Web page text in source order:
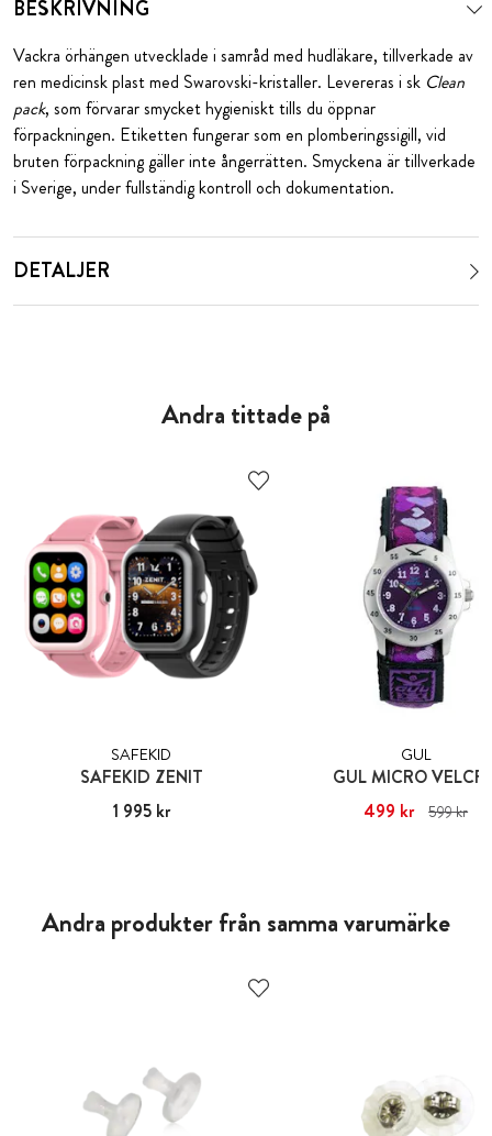
BESKRIVNING
Vackra örhängen utvecklade i samråd med hudläkare, tillverkade av
ren medicinsk plast med Swarovski-kristaller. Levereras i sk Clean
pack, som förvarar smycket hygieniskt tills du öppnar
förpackningen. Etiketten fungerar som en plomberingssigill, vid
bruten förpackning gäller inte ångerrätten. Smyckena är tillverkade
i Sverige, under fullständig kontroll och dokumentation.
DETALJER
Andra tittade på
SAFEKID
SAFEKID ZENIT
Pris :1 995 kr
1 995 kr
GUL
GUL MICRO
Nuvarande pris: 499 kr
499 kr 599 kr
Andra produkter från samma varumärke